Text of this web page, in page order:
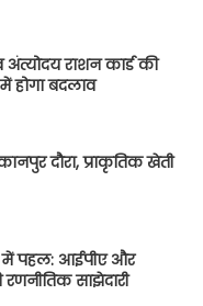
अंत्योदय राशन कार्ड की
होगा बदलाव
दौरा, प्राकृतिक खेती
में पहल: आईपीए और
साझेदारी